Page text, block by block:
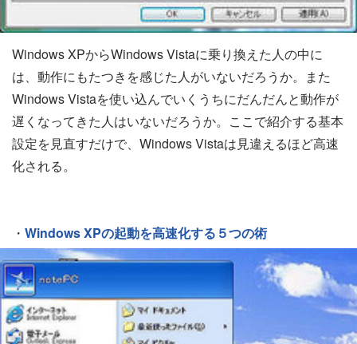
Windows XPからWindows Vistaに乗り換えた人の中に
は、動作にもたつきを感じた人がいないだろうか。また
Windows Vistaを使い込んでいくうちにだんだんと動作が
遅くなってきた人はいないだろうか。ここで紹介する基本
設定を見直すだけで、Windows Vistaは見違えるほど高速
化される。
・ Windows XPの起動を高速化する５つの術